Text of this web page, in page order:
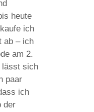
heute
ich
ab – ich
am 2.
lässt sich
paar
ich
der